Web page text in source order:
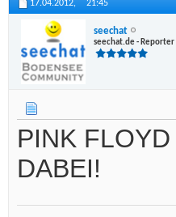
17.04.2012, 21:45
seechat
seechat.de - Reporter
PINK
DABEI!